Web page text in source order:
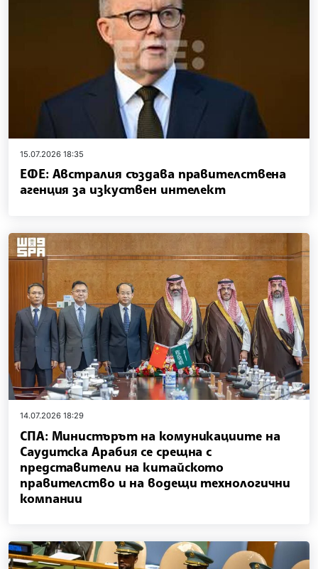
15.07.2026 18:35
ЕФЕ: Австралия създава правителствена
агенция за изкуствен интелект
14.07.2026 18:29
СПА: Министърът на комуникациите на
Саудитска Арабия се срещна с
представители на китайското
правителство и на водещи технологични
компании